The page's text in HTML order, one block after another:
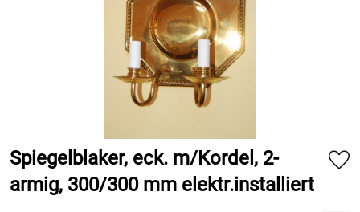
Spiegelblaker, eck. m/Kordel, 2-
armig, 300/300 mm elektr.installiert